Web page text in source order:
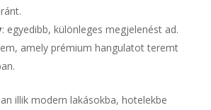
: egyedibb, különleges megjelenést ad.
amely prémium hangulatot teremt
illik modern lakásokba, hotelekbe